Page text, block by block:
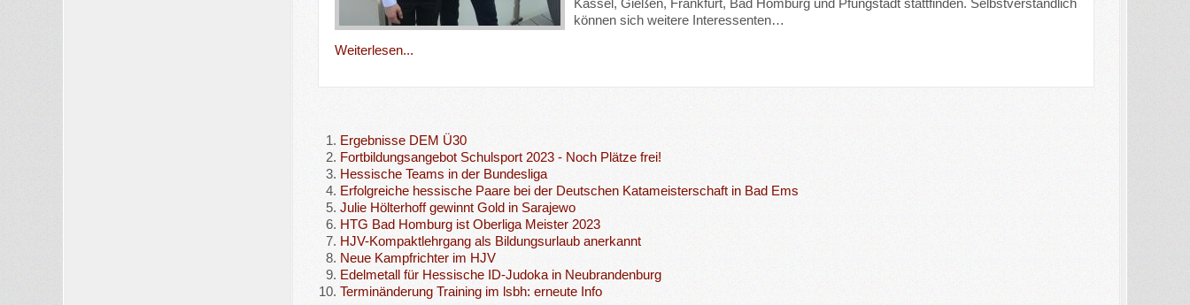
können sich weitere Interessenten…
Weiterlesen...
Ergebnisse DEM Ü30
Fortbildungsangebot Schulsport 2023 - Noch Plätze frei!
Hessische Teams in der Bundesliga
Erfolgreiche hessische Paare bei der Deutschen Katameisterschaft in Bad Ems
Julie Hölterhoff gewinnt Gold in Sarajewo
HTG Bad Homburg ist Oberliga Meister 2023
HJV-Kompaktlehrgang als Bildungsurlaub anerkannt
Neue Kampfrichter im HJV
Edelmetall für Hessische ID-Judoka in Neubrandenburg
Terminänderung Training im lsbh: erneute Info